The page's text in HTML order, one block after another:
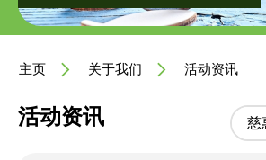
主页 关于我们 活动资讯
活动资讯 慈